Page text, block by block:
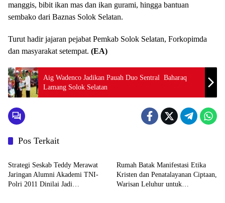
manggis, bibit ikan mas dan ikan gurami, hingga bantuan
sembako dari Baznas Solok Selatan.
Turut hadir jajaran pejabat Pemkab Solok Selatan, Forkopimda
dan masyarakat setempat. (EA)
Aig Wadenco Jadikan Pauah Duo Sentral Baharaq
Lamang Solok Selatan
Pos Terkait
Berita
Strategi Seskab Teddy Merawat
Jaringan Alumni Akademi TNI-
Polri 2011 Dinilai Jadi
Rumah Batak Manifestasi Etika
Kristen dan Penatalayanan Ciptaan,
Warisan Leluhur untuk
Berita Berita